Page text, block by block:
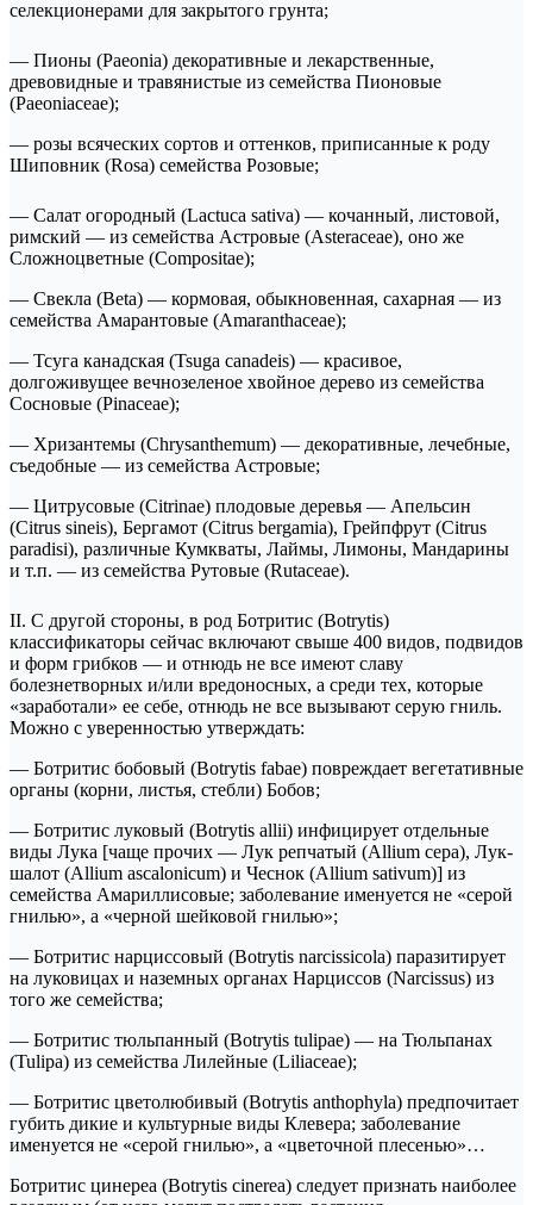
селекционерами для закрытого грунта;
— Пионы (Paeonia) декоративные и лекарственные,
древовидные и травянистые из семейства Пионовые
(Paeoniaceae);
— розы всяческих сортов и оттенков, приписанные к роду
Шиповник (Rosa) семейства Розовые;
— Салат огородный (Lactuca sativa) — кочанный, листовой,
римский — из семейства Астровые (Asteraceae), оно же
Сложноцветные (Compositae);
— Свекла (Beta) — кормовая, обыкновенная, сахарная — из
семейства Амарантовые (Amaranthaceae);
— Тсуга канадская (Tsuga canadeis) — красивое,
долгоживущее вечнозеленое хвойное дерево из семейства
Сосновые (Pinaceae);
— Хризантемы (Chrysanthemum) — декоративные, лечебные,
съедобные — из семейства Астровые;
— Цитрусовые (Citrinae) плодовые деревья — Апельсин
(Citrus sineis), Бергамот (Citrus bergamia), Грейпфрут (Citrus
paradisi), различные Кумкваты, Лаймы, Лимоны, Мандарины
и т.п. — из семейства Рутовые (Rutaceae).
II. С другой стороны, в род Ботритис (Botrytis)
классификаторы сейчас включают свыше 400 видов, подвидов
и форм грибков — и отнюдь не все имеют славу
болезнетворных и/или вредоносных, а среди тех, которые
«заработали» ее себе, отнюдь не все вызывают серую гниль.
Можно с уверенностью утверждать:
— Ботритис бобовый (Botrytis fabae) повреждает вегетативные
органы (корни, листья, стебли) Бобов;
— Ботритис луковый (Botrytis allii) инфицирует отдельные
виды Лука [чаще прочих — Лук репчатый (Allium cepa), Лук-
шалот (Allium ascalonicum) и Чеснок (Allium sativum)] из
семейства Амариллисовые; заболевание именуется не «серой
гнилью», а «черной шейковой гнилью»;
— Ботритис нарциссовый (Вotrytis narcissicola) паразитирует
на луковицах и наземных органах Нарциссов (Narcissus) из
того же семейства;
— Ботритис тюльпанный (Вotrytis tulipae) — на Тюльпанах
(Tulipa) из семейства Лилейные (Liliaceae);
— Ботритис цветолюбивый (Botrytis anthophyla) предпочитает
губить дикие и культурные виды Клевера; заболевание
именуется не «серой гнилью», а «цветочной плесенью»…
Ботритис цинереа (Botrytis cinerea) следует признать наиболее